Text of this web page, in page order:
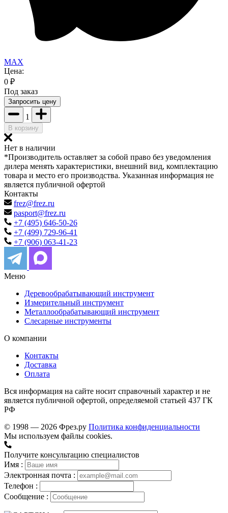
MAX
Цена:
0 ₽
Под заказ
Запросить цену
1
В корзину
Нет в наличии
*Производитель оставляет за собой право без уведомления
дилера менять характеристики, внешний вид, комплектацию
товара и место его производства. Указанная информация не
является публичной офертой
Контакты
frez@frez.ru
pasport@frez.ru
+7 (495) 646-50-26
+7 (499) 729-96-41
+7 (906) 063-41-23
Меню
Деревообрабатывающий инструмент
Измерительный инструмент
Металлообрабатывающий инструмент
Слесарные инструменты
О компании
Контакты
Доставка
Оплата
Вся информация на сайте носит справочный характер и не
является публичной офертой, определяемой статьей 437 ГК
РФ
© 1998 — 2026 Фрез.ру Политика конфиденциальности
Мы используем файлы cookies.
Получите консультацию специалистов
Имя :
Электронная почта :
Телефон :
Сообщение :